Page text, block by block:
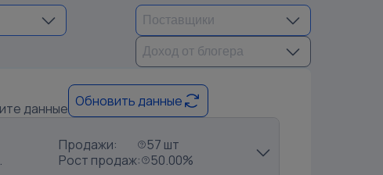
данные Обновить данные
Продажи:
57 шт
Рост продаж:
50.00%